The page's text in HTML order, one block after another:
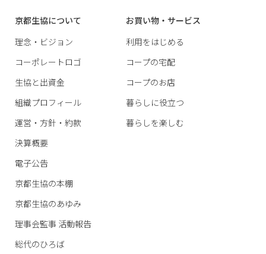
京都生協について
理念・ビジョン
コーポレートロゴ
生協と出資金
組織プロフィール
運営・方針・約款
決算概要
電子公告
京都生協の本棚
京都生協のあゆみ
理事会監事 活動報告
総代のひろば
お買い物・サービス
利用をはじめる
コープの宅配
コープのお店
暮らしに役立つ
暮らしを楽しむ